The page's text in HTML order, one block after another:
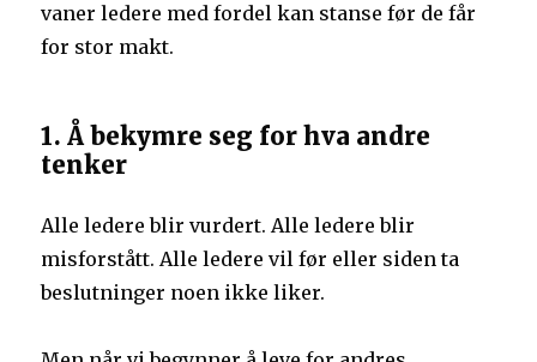
vaner ledere med fordel kan stanse før de får
for stor makt.
1. Å bekymre seg for hva andre
tenker
Alle ledere blir vurdert. Alle ledere blir
misforstått. Alle ledere vil før eller siden ta
beslutninger noen ikke liker.